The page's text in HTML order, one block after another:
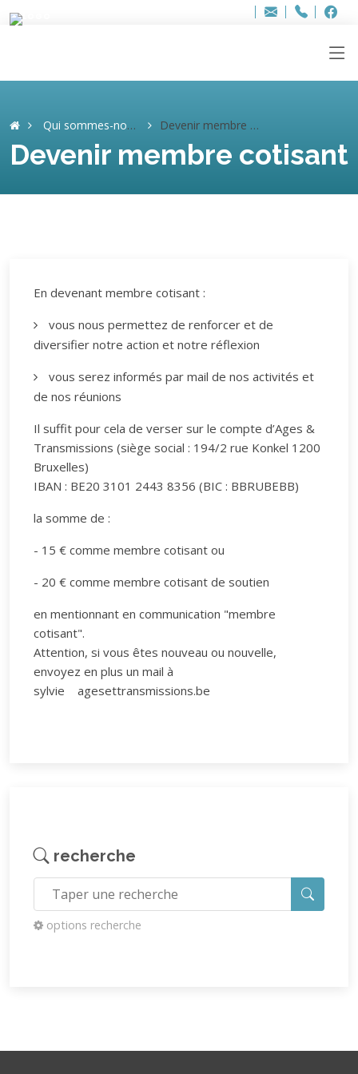
Adresse
info..hâthe..
Tel.
Tel.
Qui sommes-nous ? Devenir membre cotisant
Devenir membre cotisant
En devenant membre cotisant :
vous nous permettez de renforcer et de
diversifier notre action et notre réflexion
vous serez informés par mail de nos activités et
de nos réunions
Il suffit pour cela de verser sur le compte d’Ages &
Transmissions (siège social : 194/2 rue Konkel 1200
Bruxelles)
IBAN : BE20 3101 2443 8356 (BIC : BBRUBEBB)
la somme de :
- 15 € comme membre cotisant ou
- 20 € comme membre cotisant de soutien
en mentionnant en communication "membre
cotisant".
Attention, si vous êtes nouveau ou nouvelle,
envoyez en plus un mail à
sylvie
agesettransmissions.be
recherche
options recherche